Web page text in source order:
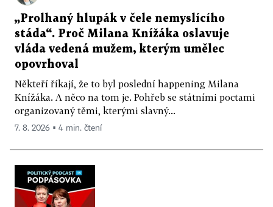
„Prolhaný hlupák v čele nemyslícího
stáda“. Proč Milana Knížáka oslavuje
vláda vedená mužem, kterým umělec
opovrhoval
Někteří říkají, že to byl poslední happening Milana
Knížáka. A něco na tom je. Pohřeb se státními poctami
organizovaný těmi, kterými slavný...
7. 8. 2026 ▪ 4 min. čtení